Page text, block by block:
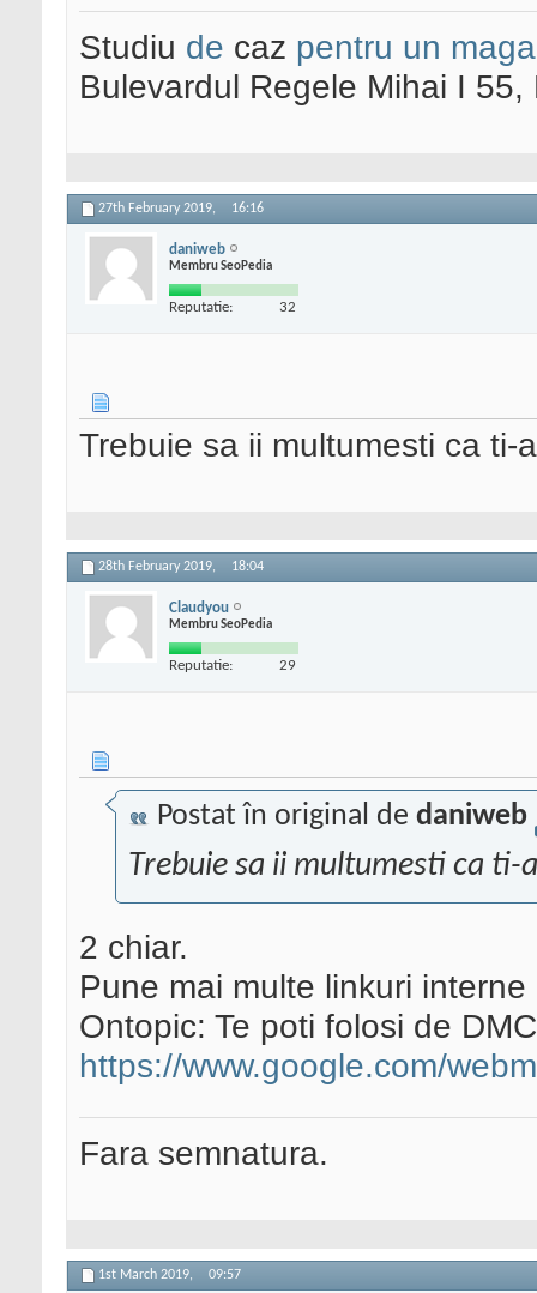
Studiu de caz pentru un
Bulevardul Regele Mihai I
27th February 2019, 16:16
daniweb
Membru SeoPedia
Reputatie: 32
Trebuie sa ii multumesti ca
28th February 2019, 18:04
Claudyou
Membru SeoPedia
Reputatie: 29
Postat în original de daniweb
Trebuie sa ii multumesti ca
2 chiar.
Pune mai multe linkuri
Ontopic: Te poti folosi de
https://www.google.com/
Fara semnatura.
1st March 2019, 09:57